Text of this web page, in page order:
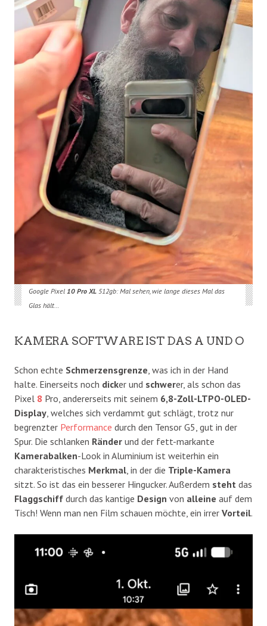
Google Pixel 10 Pro XL512gb: Mal sehen, wie lange dieses Mal das
Glas hält…
KAMERA SOFTWARE IST DAS A UND O
Schon echte Schmerzensgrenze, was ich in der Hand
halte. Einerseits noch dicker und schwerer, als schon das
Pixel 8 Pro, andererseits mit seinem 6,8-Zoll-LTPO-OLED-
Display, welches sich verdammt gut schlägt, trotz nur
begrenzter Performance durch den Tensor G5, gut in der
Spur. Die schlanken Ränder und der fett-markante
Kamerabalken-Look in Aluminium ist weiterhin ein
charakteristisches Merkmal, in der die Triple-Kamera
sitzt. So ist das ein besserer Hingucker. Außerdem steht das
Flaggschiff durch das kantige Design von alleine auf dem
Tisch! Wenn man nen Film schauen möchte, ein irrer Vorteil.